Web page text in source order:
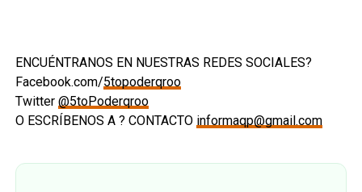
ENCUÉNTRANOS EN NUESTRAS REDES SOCIALES?
Facebook.com/5topoderqroo
Twitter @5toPoderqroo
O ESCRÍBENOS A ? CONTACTO informaqp@gmail.com